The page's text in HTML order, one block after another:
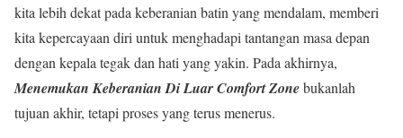
kita lebih dekat pada keberanian batin yang mendalam, memberi
kita kepercayaan diri untuk menghadapi tantangan masa depan
dengan kepala tegak dan hati yang yakin. Pada akhirnya,
Menemukan Keberanian Di Luar Comfort Zonebukanlah
tujuan akhir, tetapi proses yang terus menerus.